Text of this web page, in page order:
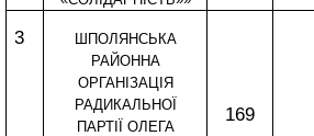
3
ШПОЛЯНСЬКА
РАЙОННА
ОРГАНІЗАЦІЯ
РАДИКАЛЬНОЇ
ПАРТІЇ ОЛЕГА
169